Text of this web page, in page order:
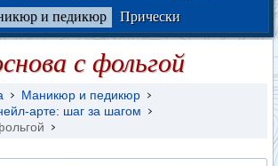
и педикюр
Прически
с фольгой
Маникюр и педикюр
арте: шаг за шагом